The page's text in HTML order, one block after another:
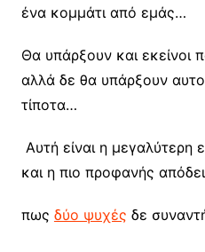
ένα κομμάτι από εμάς…
Θα υπάρξουν και
αλλά δε θα υπάρξουν
τίποτα…
Αυτή είναι η
και η πιο προφανής
πως δύο ψυχές δε